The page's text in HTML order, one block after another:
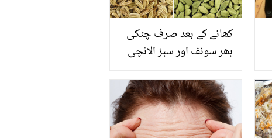
کھانے کے بعد صرف چٹکی
بھر سونف اور سبز الائچی
ان سنگین مسائل سے نجات
میں مدد حاصل کریں